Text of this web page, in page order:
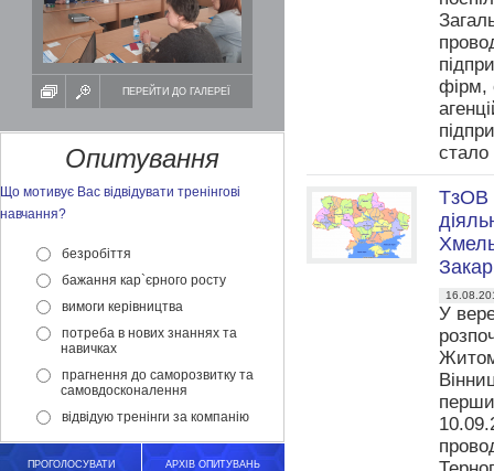
ПЕРЕЙТИ ДО ГАЛЕРЕЇ
Опитування
Що мотивує Вас відвідувати тренінгові
навчання?
безробіття
бажання кар`єрного росту
вимоги керівництва
потреба в нових знаннях та
навичках
прагнення до саморозвитку та
самовдосконалення
відвідую тренінги за компанію
ПРОГОЛОСУВАТИ АРХІВ ОПИТУВАНЬ
фірм,
ТзОВ
У